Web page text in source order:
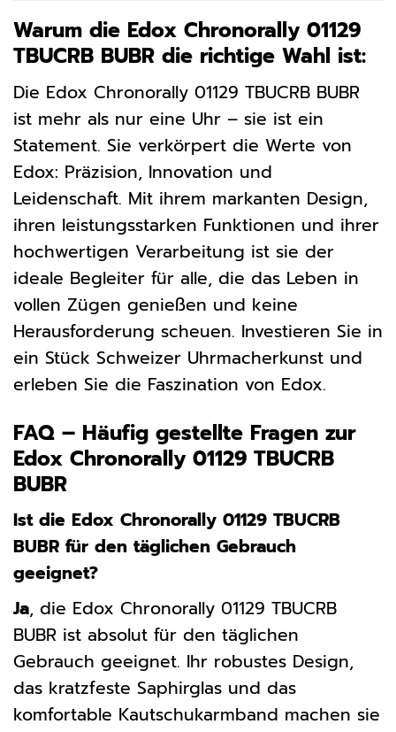
Warum die Edox Chronorally 01129
TBUCRB BUBR die richtige Wahl ist:
Die Edox Chronorally 01129 TBUCRB BUBR
ist mehr als nur eine Uhr – sie ist ein
Statement. Sie verkörpert die Werte von
Edox: Präzision, Innovation und
Leidenschaft. Mit ihrem markanten Design,
ihren leistungsstarken Funktionen und ihrer
hochwertigen Verarbeitung ist sie der
ideale Begleiter für alle, die das Leben in
vollen Zügen genießen und keine
Herausforderung scheuen. Investieren Sie in
ein Stück Schweizer Uhrmacherkunst und
erleben Sie die Faszination von Edox.
FAQ – Häufig gestellte Fragen zur
Edox Chronorally 01129 TBUCRB
BUBR
Ist die Edox Chronorally 01129 TBUCRB
BUBR für den täglichen Gebrauch
geeignet?
Ja, die Edox Chronorally 01129 TBUCRB
BUBR ist absolut für den täglichen
Gebrauch geeignet. Ihr robustes Design,
das kratzfeste Saphirglas und das
komfortable Kautschukarmband machen sie